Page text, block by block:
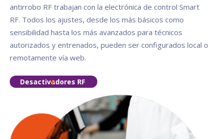
antirrobo RF trabajan con la electrónica de control Smart
RF. Todos los ajustes, desde los más básicos como
sensibilidad hasta los más avanzados para técnicos
autorizados y entrenados, pueden ser configurados local o
remotamente vía web.
Desactivadores RF